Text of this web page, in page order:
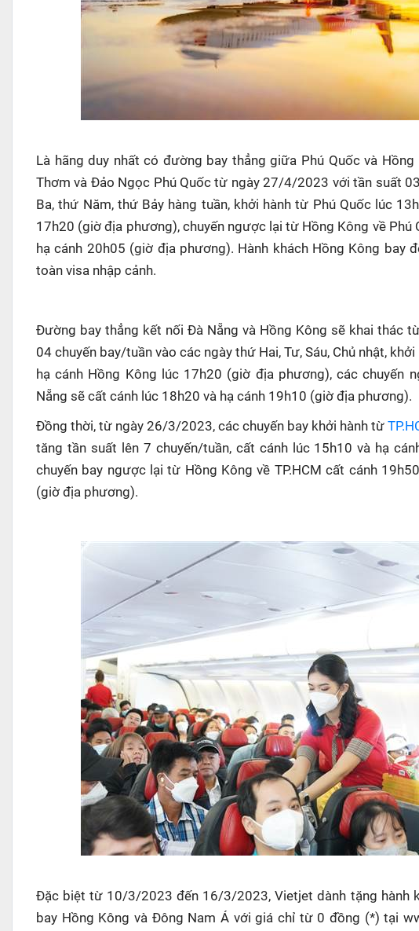
Là hãng duy nhất có đường bay thẳng giữa Phú Quốc và
Thơm và Đảo Ngọc Phú Quốc từ ngày 27/4/2023 với tần suất
Ba, thứ Năm, thứ Bảy hàng tuần, khởi hành từ Phú Quốc lúc
17h20 (giờ địa phương), chuyến ngược lại từ Hồng Kông về Phú
hạ cánh 20h05 (giờ địa phương). Hành khách Hồng Kông bay
toàn visa nhập cảnh.
Đường bay thẳng kết nối Đà Nẵng và Hồng Kông sẽ khai thác
04 chuyến bay/tuần vào các ngày thứ Hai, Tư, Sáu, Chủ nhật,
hạ cánh Hồng Kông lúc 17h20 (giờ địa phương), các chuyến
Nẵng sẽ cất cánh lúc 18h20 và hạ cánh 19h10 (giờ địa phương).
Đồng thời, từ ngày 26/3/2023, các chuyến bay khởi hành từ
tăng tần suất lên 7 chuyến/tuần, cất cánh lúc 15h10 và hạ
chuyến bay ngược lại từ Hồng Kông về TP.HCM cất cánh
(giờ địa phương).
Đặc biệt từ 10/3/2023 đến 16/3/2023, Vietjet dành tặng hành
bay Hồng Kông và Đông Nam Á với giá chỉ từ 0 đồng (*) tại